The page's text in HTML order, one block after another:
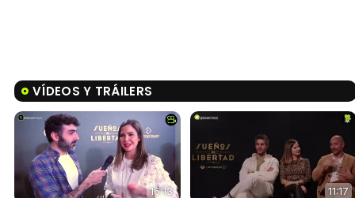
VÍDEOS Y TRÁILERS
16:13 11:17